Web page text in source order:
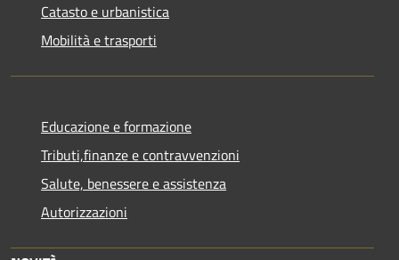
Catasto e urbanistica
Mobilità e trasporti
Educazione e formazione
Tributi,finanze e contravvenzioni
Salute, benessere e assistenza
Autorizzazioni